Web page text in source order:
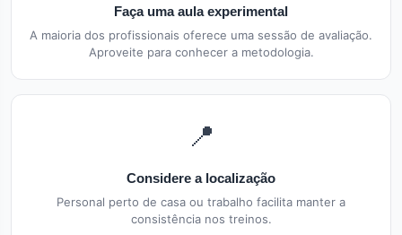
Faça uma aula experimental
A maioria dos profissionais oferece uma sessão de avaliação.
Aproveite para conhecer a metodologia.
📍
Considere a localização
Personal perto de casa ou trabalho facilita manter a
consistência nos treinos.